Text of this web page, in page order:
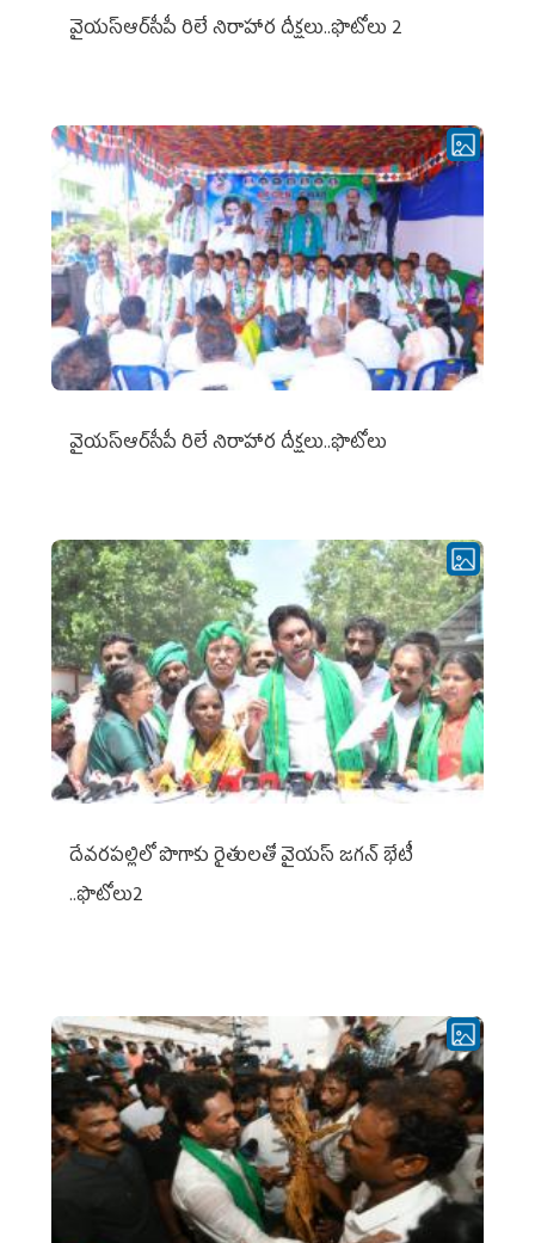
వైయ‌స్ఆర్‌సీపీ రిలే నిరాహార దీక్షలు..ఫొటోలు 2
వైయ‌స్ఆర్‌సీపీ రిలే నిరాహార దీక్షలు..ఫొటోలు
దేవరపల్లిలో పొగాకు రైతులతో వైయస్ జగన్ భేటీ
..ఫొటోలు2